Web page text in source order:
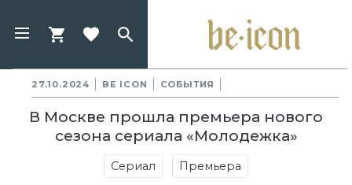
27.10.2024 BE ICON СОБЫТИЯ
В Москве прошла премьера нового
сезона сериала «Молодежка»
Сериал Премьера